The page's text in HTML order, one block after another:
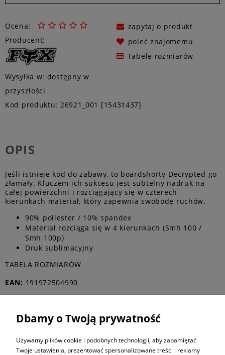
Ocena:
Producent:
Wysyłka w: dostępny w
przyszłości
zapytaj o produkt
poleć znajomemu
Tabele rozmiarów
Kod produktu: 26921_001 [15431437]
OPIS
Jeśli istnieje kod do zabawy, to boardshorty Decrypted go
złamały. Kluczem ich sukcesu jest subtelny nadruk na
całej powierzchni i rozciągający się w czterech
kierunkach materiał, który zapewnia swobodę ruchów.
90% poliester / 10% spandex
Materiał rozciąga się w 4 kierunkach (Smh 100 /
Smh 100p)
Druk sublimacyjny
TABELA ROZMIARÓW
EAN: 191972504990
ZAPISZ SIĘ DO
NEWSLETTERA
Dbamy o Twoją prywatność
Używamy plików cookie i podobnych technologii, aby zapamiętać
Twoje ustawienia, prezentować spersonalizowane treści i reklamy